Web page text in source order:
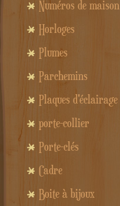
Numéros de maison
Horloges
Plumes
Parchemins
Plaques d'éclairage
porte-collier
Porte-clés
Cadre
Boite à bijoux